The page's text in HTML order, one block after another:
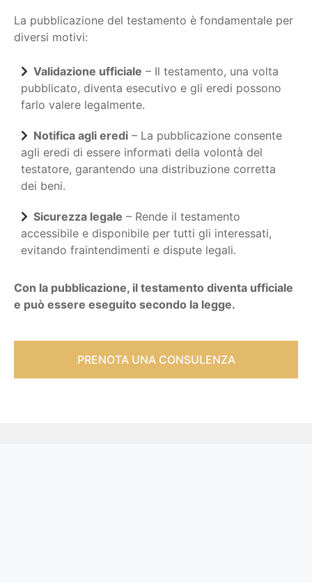
La pubblicazione del testamento è fondamentale per
diversi motivi:
Validazione ufficiale – Il testamento, una volta
pubblicato, diventa esecutivo e gli eredi possono
farlo valere legalmente.
Notifica agli eredi – La pubblicazione consente
agli eredi di essere informati della volontà del
testatore, garantendo una distribuzione corretta
dei beni.
Sicurezza legale – Rende il testamento
accessibile e disponibile per tutti gli interessati,
evitando fraintendimenti e dispute legali.
Con la pubblicazione, il testamento diventa ufficiale
e può essere eseguito secondo la legge.
PRENOTA UNA CONSULENZA